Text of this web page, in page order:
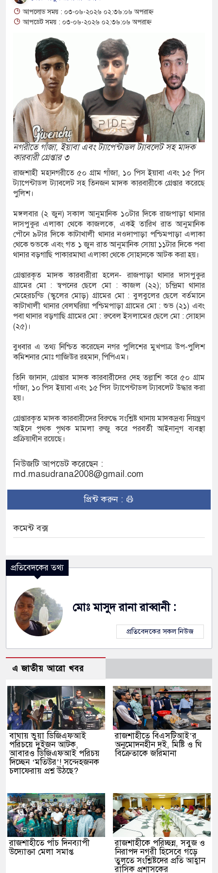
নন রাবি শিক্ষক, সংবাদ সম্মেলনে ক্ষোভ
মৃত বেড়ে ৯৫, ক্ষতিগ্রস্ত ১১ লাখ মানুষ
পুকুর থেকে অজ্ঞাত যুবকের মরদেহ উদ্ধার
বিজিবির পৃথক অভিযানে ১৫৬ বোতল ভারতীয়
উদ্ধার
শ্রমিক নিয়োগে আবেদন শুরু, ওমানে ৫ হাজার শ্রমিক
দুই ইসরায়েলি রিজার্ভ সেনা নিহত, সীমান্তে
ছয় বছরের শিশুকে ধর্ষণের অভিযোগে
ট্রাকে অভিনব কৌশলে লুকানো সোয়া কোটি
জব্দ
কাটিয়ে রেকর্ড গড়ে মেসির জোড়া গোল, বড় জয়
পর ব্যাটেই জবাব, অস্ট্রেলিয়ার বিপক্ষে মিরাজের
আপলোড সময় : ০৩-০৬-২০২৬ ০২:৩৬:০৬ অপরাহ্ন
আপডেট সময় : ০৩-০৬-২০২৬ ০২:৩৬:০৬ অপরাহ্ন
নগরীতে গাঁজা, ইয়াবা এবং ট্যাপেন্টাডল ট্যাবলেট সহ মাদক
কারবারী গ্রেপ্তার ৩
রাজশাহী মহানগরীতে ৫০ গ্রাম গাঁজা, ১০ পিস ইয়াবা এবং ১৫ পিস
ট্যাপেন্টাডল ট্যাবলেট সহ তিনজন মাদক কারবারীকে গ্রেপ্তার করেছে
পুলিশ।
মঙ্গলবার (২ জুন) সকাল আনুমানিক ১০টার দিকে রাজপাড়া থানার
দাসপুকুর এলাকা থেকে কাজলকে, একই তারিখ রাত আনুমানিক
পৌনে ৯টার দিকে কাটাখালী থানার নওদাপাড়া পশ্চিমপাড়া এলাকা
থেকে শুভকে এবং গত ১ জুন রাত আনুমানিক সোয়া ১১টার দিকে পবা
থানার বড়গাছি পাকারমাথা এলাকা থেকে সোহানকে আটক করা হয়।
গ্রেপ্তারকৃত মাদক কারবারীরা হলেন- রাজপাড়া থানার দাসপুকুর
গ্রামের মো : স্বপনের ছেলে মো : কাজল (২২); চন্দ্রিমা থানার
মেহেরচন্ডি (স্কুলের মোড়) গ্রামের মো : বুলবুলের ছেলে বর্তমানে
কাটাখালী থানার বেলঘরিয়া পশ্চিমপাড়া গ্রামের মো : শুভ (২১) এবং
পবা থানার বড়গাছি গ্রামের মো : রুবেল ইসলামের ছেলে মো : সোহান
(২৫)।
বুধবার এ তথ্য নিশ্চিত করেছেন নগর পুলিশের মুখপাত্র উপ-পুলিশ
কমিশনার মোঃ গাজিউর রহমান, পিপিএম।
তিনি জানান, গ্রেপ্তার মাদক কারবারীদের দেহ তল্লাশি করে ৫০ গ্রাম
গাঁজা, ১০ পিস ইয়াবা এবং ১৫ পিস ট্যাপেন্টাডল ট্যাবলেট উদ্ধার করা
হয়।
গ্রেপ্তারকৃত মাদক কারবারীদের বিরুদ্ধে সংশ্লিষ্ট থানায় মাদকদ্রব্য নিয়ন্ত্রণ
আইনে পৃথক পৃথক মামলা রুজু করে পরবর্তী আইনানুগ ব্যবস্থা
প্রক্রিয়াধীন রয়েছে।
নিউজটি আপডেট করেছেন :
md.masudrana2008@gmail.com
প্রিন্ট করুন :
কমেন্ট বক্স
প্রতিবেদকের তথ্য
মোঃ মাসুদ রানা রাব্বানী :
প্রতিবেদকের সকল নিউজ
এ জাতীয় আরো খবর
বাঘায় ভুয়া ডিজিএফআই
পরিচয়ে দুইজন আটক,
আবারও ডিজিএফআই পরিচয়
দিচ্ছেন ‘মতিউর’! সন্দেহজনক
চলাফেরায় প্রশ্ন উঠছে?
রাজশাহীতে বিএসটিআই’র
অনুমোদনহীন দই, মিষ্টি ও ঘি
বিক্রেতাকে জরিমানা
রাজশাহীতে পাঁচ দিনব্যাপী
উদ্যোক্তা মেলা সমাপ্ত
রাজশাহীকে পরিচ্ছন্ন, সবুজ ও
নিরাপদ নগরী হিসেবে গড়ে
তুলতে সংশ্লিষ্টদের প্রতি আহ্বান
রাসিক প্রশাসকের